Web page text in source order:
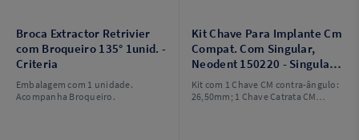
Broca Extractor Retrivier
com Broqueiro 135° 1unid. -
Criteria
Embalagem com 1 unidade.
Acompanha Broqueiro.
Kit Chave Para Implante Cm
Compat. Com Singular,
Neodent 150220 - Singular
Implants
Kit com 1 Chave CM contra-ângulo:
26,50mm; 1 Chave Catrata CM